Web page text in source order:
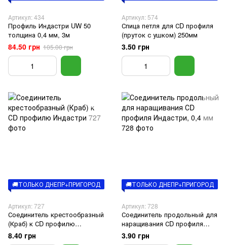
Артикул: 434
Профиль Индастри UW 50
толщина 0,4 мм, 3м
84.50 грн 105.00 грн
Артикул: 574
Спица петля для СD профиля
(пруток с ушком) 250мм
3.50 грн
🚚ТОЛЬКО ДНЕПР+ПРИГОРОД
Артикул: 727
Соединитель крестообразный
(Краб) к СD профилю
Индастри
8.40 грн
🚚ТОЛЬКО ДНЕПР+ПРИГОРОД
Артикул: 728
Соединитель продольный для
наращивания СD профиля
Индастри, 0,4 мм
3.90 грн